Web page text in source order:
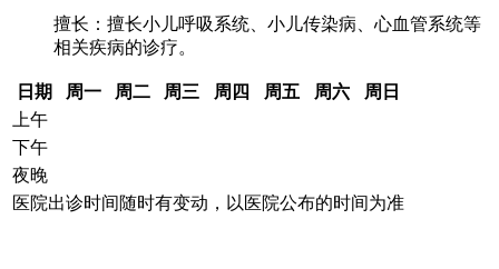
擅长：擅长小儿呼吸系统、小儿传染病、心血管系统等
相关疾病的诊疗。
日期 周一 周二 周三 周四 周五 周六
周日
上午
下午
夜晚
医院出诊时间随时有变动，以医院公布的时间为准